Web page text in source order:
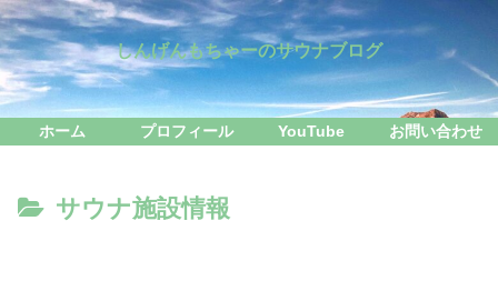
しんげんもちゃーのサウナブログ
ホーム プロフィール YouTube お問い合わせ
サウナ施設情報